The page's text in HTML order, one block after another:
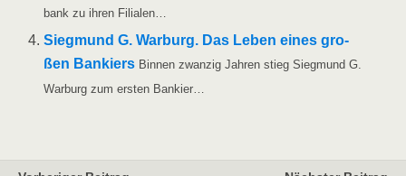
bank zu ihren Filialen…
Sieg­mund G. War­burg. Das Leben eines gro­
ßen Ban­kiers Bin­nen zwan­zig Jah­ren stieg Sieg­mund G.
War­burg zum ers­ten Bankier…